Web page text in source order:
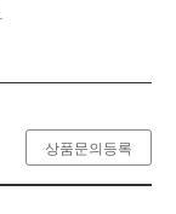
상품문의등록